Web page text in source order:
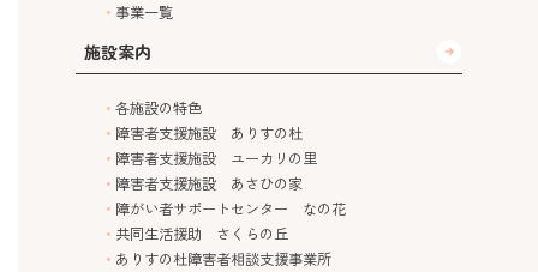
事業一覧
施設案内
各施設の特色
障害者支援施設 ありすの杜
障害者支援施設 ユーカリの里
障害者支援施設 あさひの家
障がい者サポートセンター なの花
共同生活援助 さくらの丘
ありすの杜障害者相談支援事業所